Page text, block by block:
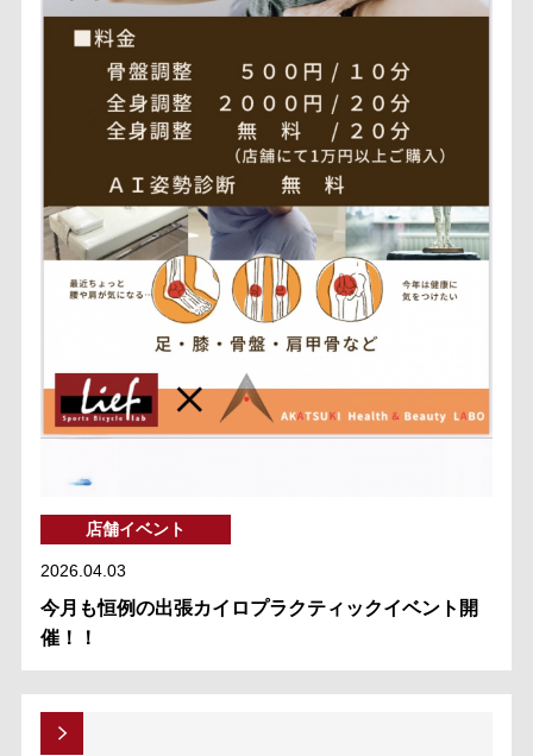
店舗イベント
2026.04.03
今月も恒例の出張カイロプラクティックイベント開
催！！